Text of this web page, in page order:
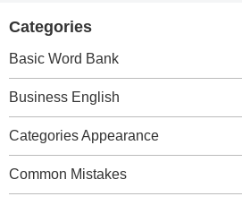
Categories
Basic Word Bank
Business English
Categories Appearance
Common Mistakes